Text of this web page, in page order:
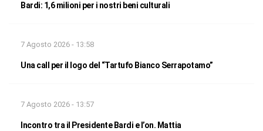
Bardi: 1,6 milioni per i nostri beni culturali
7 Agosto 2026 - 13:58
Una call per il logo del “Tartufo Bianco Serrapotamo”
7 Agosto 2026 - 13:57
Incontro tra il Presidente Bardi e l’on. Mattia